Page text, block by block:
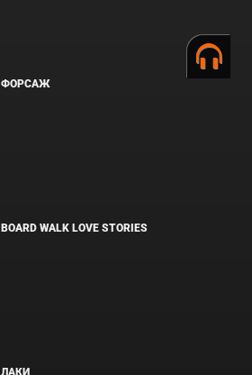
ФОРСАЖ
BOARD WALK LOVE STORIES
ЛАКИ